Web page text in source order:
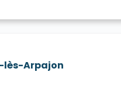
lès-Arpajon